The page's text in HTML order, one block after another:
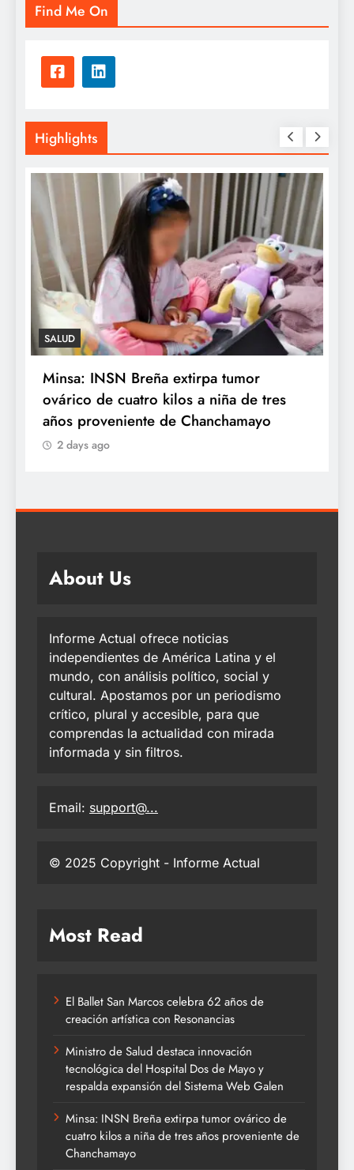
Find Me On
Highlights
SALUD
Minsa: INSN Breña extirpa tumor
ovárico de cuatro kilos a niña de tres
años proveniente de Chanchamayo
2 days ago
About Us
Informe Actual ofrece noticias
independientes de América Latina y el
mundo, con análisis político, social y
cultural. Apostamos por un periodismo
crítico, plural y accesible, para que
comprendas la actualidad con mirada
informada y sin filtros.
Email: support@...
© 2025 Copyright - Informe Actual
Most Read
El Ballet San Marcos celebra 62 años de
creación artística con Resonancias
Ministro de Salud destaca innovación
tecnológica del Hospital Dos de Mayo y
respalda expansión del Sistema Web Galen
Minsa: INSN Breña extirpa tumor ovárico de
cuatro kilos a niña de tres años proveniente de
Chanchamayo